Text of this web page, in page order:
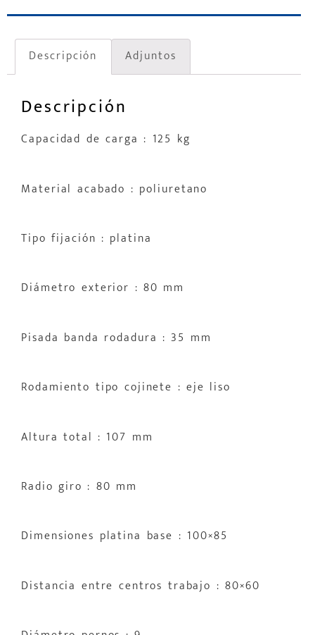
Descripción Adjuntos
Descripción
Capacidad de carga : 125 kg
Material acabado : poliuretano
Tipo fijación : platina
Diámetro exterior : 80 mm
Pisada banda rodadura : 35 mm
Rodamiento tipo cojinete : eje liso
Altura total : 107 mm
Radio giro : 80 mm
Dimensiones platina base : 100×85
Distancia entre centros trabajo : 80×60